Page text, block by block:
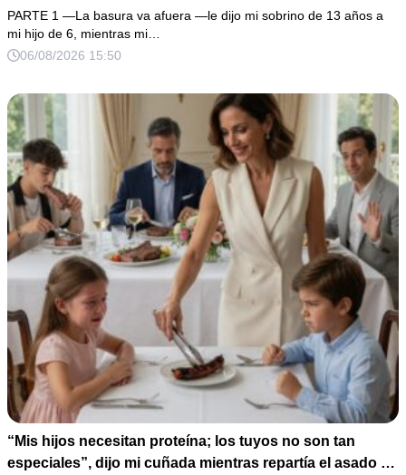
mirada y mi hermana siguió tomando café como si nada.
Yo asentí, abracé a mi niño y me fui sin reclamar. Pero al
cancelar el depósito mensual descubrí que llevaba años
de humillarlo.
PARTE 1 —La basura va afuera —le dijo mi sobrino de 13 años a
mi hijo de 6, mientras mi…
06/08/2026 15:50
“Mis hijos necesitan proteína; los tuyos no son tan
especiales”, dijo mi cuñada mientras repartía el asado y